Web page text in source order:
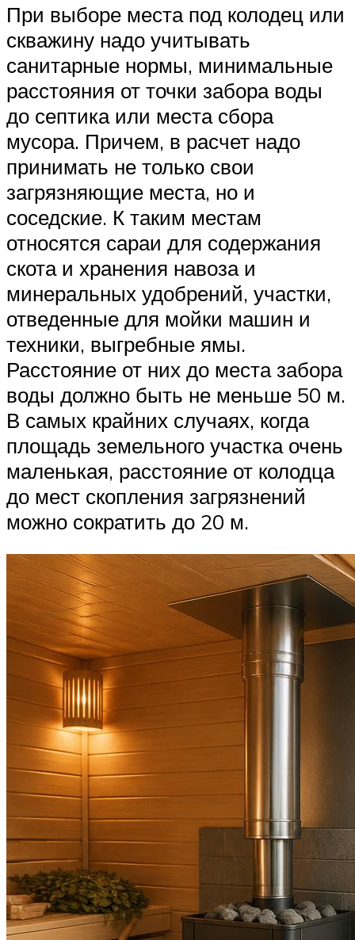
При выборе места под колодец или
скважину надо учитывать
санитарные нормы, минимальные
расстояния от точки забора воды
до септика или места сбора
мусора. Причем, в расчет надо
принимать не только свои
загрязняющие места, но и
соседские. К таким местам
относятся сараи для содержания
скота и хранения навоза и
минеральных удобрений, участки,
отведенные для мойки машин и
техники, выгребные ямы.
Расстояние от них до места забора
воды должно быть не меньше 50 м.
В самых крайних случаях, когда
площадь земельного участка очень
маленькая, расстояние от колодца
до мест скопления загрязнений
можно сократить до 20 м.